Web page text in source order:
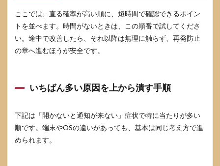
後に
見直
す項
目
5.3
通知
を強
計
（通
知ス
タイ
ここでは、直る確率が高い順に、短時間で確認できるポイン
トを並べます。時間がないときは、この順番で試してくださ
い。途中で改善したら、それ以降は無理に触らず、再発防止
の章へ進むほうが安全です。
いちばん多い原因を上から潰す手順
下記は「開かないと通知が来ない」症状で特に当たりが多い
順です。端末やOSの違いがあっても、基本は同じ考え方で進
められます。